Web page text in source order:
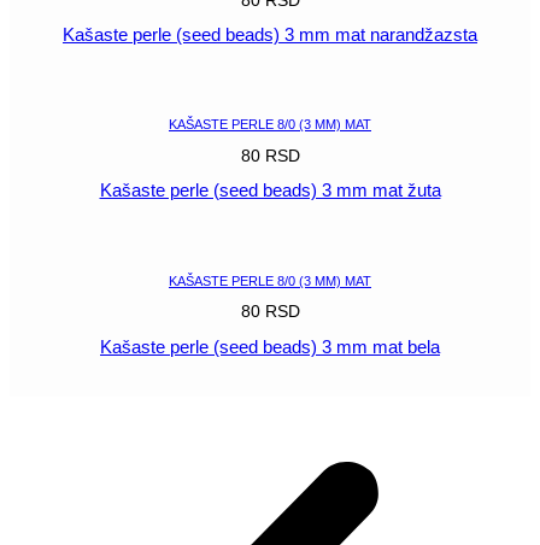
Kašaste perle (seed beads) 3 mm mat narandžazsta
KAŠASTE PERLE 8/0 (3 MM) MAT
80 RSD
Kašaste perle (seed beads) 3 mm mat žuta
KAŠASTE PERLE 8/0 (3 MM) MAT
80 RSD
Kašaste perle (seed beads) 3 mm mat bela